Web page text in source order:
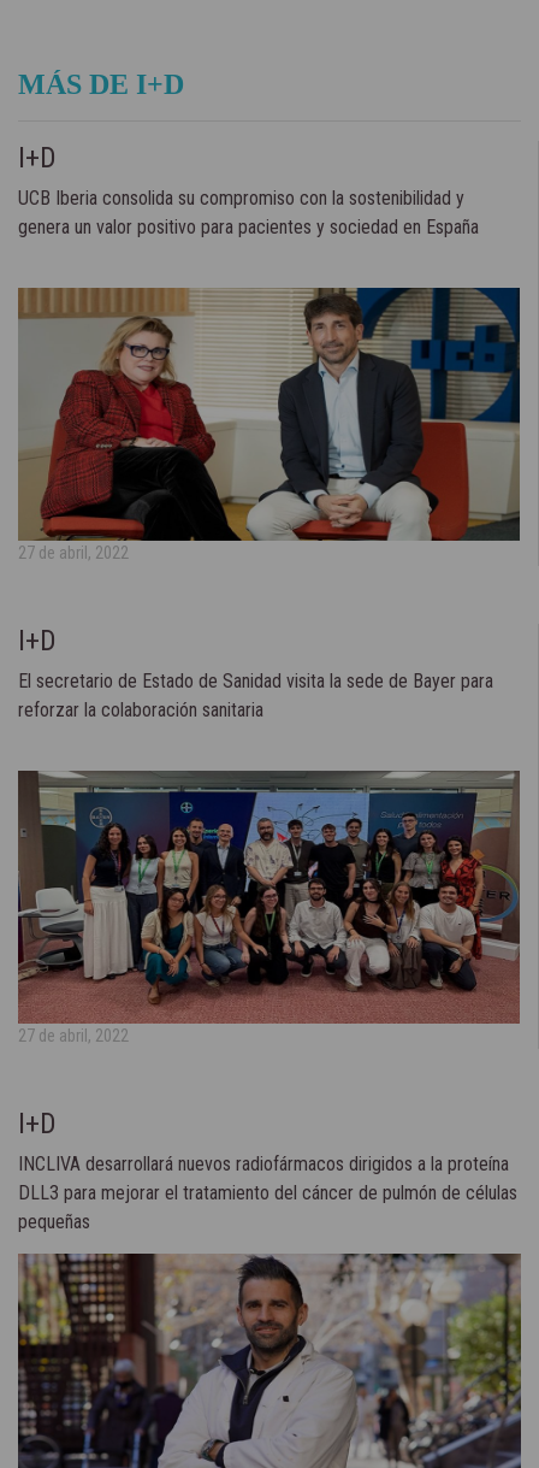
MÁS DE I+D
I+D
UCB Iberia consolida su compromiso con la sostenibilidad y
genera un valor positivo para pacientes y sociedad en España
27 de abril, 2022
I+D
El secretario de Estado de Sanidad visita la sede de Bayer para
reforzar la colaboración sanitaria
27 de abril, 2022
I+D
INCLIVA desarrollará nuevos radiofármacos dirigidos a la proteína
DLL3 para mejorar el tratamiento del cáncer de pulmón de células
pequeñas